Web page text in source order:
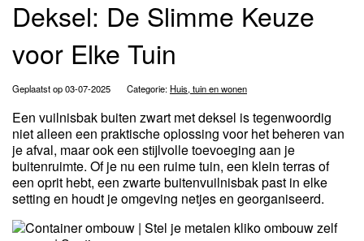
Deksel: De Slimme Keuze
voor Elke Tuin
Geplaatst op 03-07-2025 Categorie: Huis, tuin en wonen
Een vuilnisbak buiten zwart met deksel is tegenwoordig
niet alleen een praktische oplossing voor het beheren van
je afval, maar ook een stijlvolle toevoeging aan je
buitenruimte. Of je nu een ruime tuin, een klein terras of
een oprit hebt, een zwarte buitenvuilnisbak past in elke
setting en houdt je omgeving netjes en georganiseerd.